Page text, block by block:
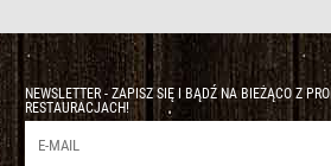
NEWSLETTER - ZAPISZ SIĘ I BĄDŹ NA BIEŻĄCO Z
RESTAURACJACH!